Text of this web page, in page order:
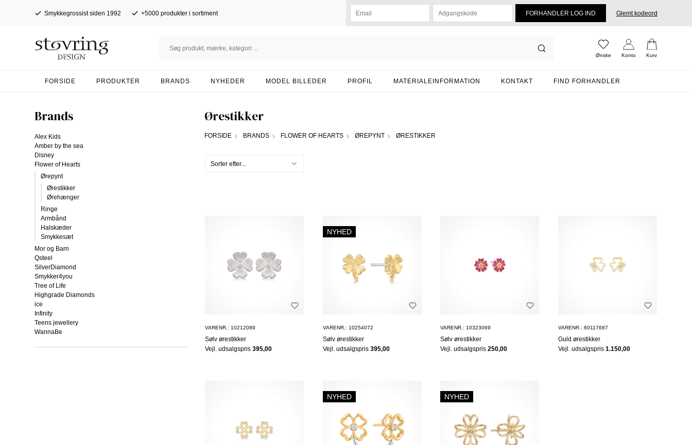
Smykkegrossist siden 1992 +5000 produkter i sortiment Glemt kodeord
Ønske Konto Kurv
FORSIDE PRODUKTER BRANDS NYHEDER MODEL BILLEDER PROFIL MATERIALEINFORMATION KONTAKT FIND FORHANDLER
Brands
Alex Kids
Amber by the sea
Disney
Flower of Hearts
Ørepynt
Ørestikker
Ørehænger
Ringe
Armbånd
Halskæder
Smykkesæt
Mor og Barn
Qsteel
SilverDiamond
Smykker4you
Tree of Life
Highgrade Diamonds
ice
Infinity
Teens jewellery
WannaBe
Ørestikker
FORSIDE BRANDS FLOWER OF HEARTS ØREPYNT ØRESTIKKER
VARENR.: 10212089
Sølv ørestikker
Vejl. udsalgspris 395,00
NYHED
VARENR.: 10254072
Sølv ørestikker
Vejl. udsalgspris 395,00
VARENR.: 10323069
Sølv ørestikker
Vejl. udsalgspris250,00
VARENR.: 60117687
Guld ørestikker
Vejl. udsalgspris 1.150,00
NYHED NYHED